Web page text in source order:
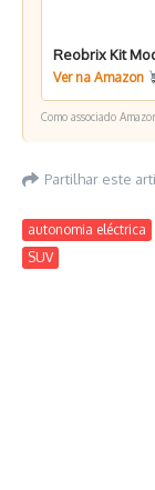
Reobrix Kit
Ver na Amazon
Como associado
Partilhar este
autonomia eléctrica
SUV